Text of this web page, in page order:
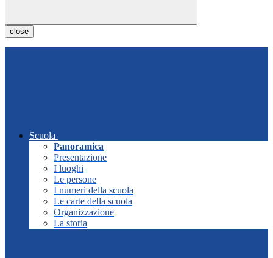
close
Scuola
Panoramica
Presentazione
I luoghi
Le persone
I numeri della scuola
Le carte della scuola
Organizzazione
La storia